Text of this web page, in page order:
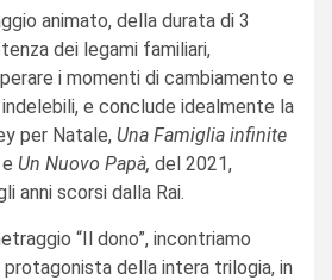
animato, della durata di 3
dei legami familiari,
i momenti di cambiamento e
e conclude idealmente la
per Natale, Una Famiglia infinite
Un Nuovo Papà, del 2021,
anni scorsi dalla Rai.
“Il dono”, incontriamo
della intera trilogia, in